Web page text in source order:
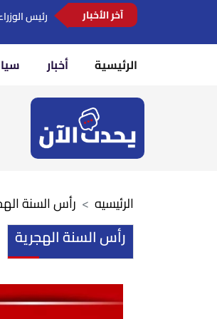
آخر الأخبار رئيس
الرئيسية أخبار
رأس السنة الرئيسيه
رأس السنة الهجرية